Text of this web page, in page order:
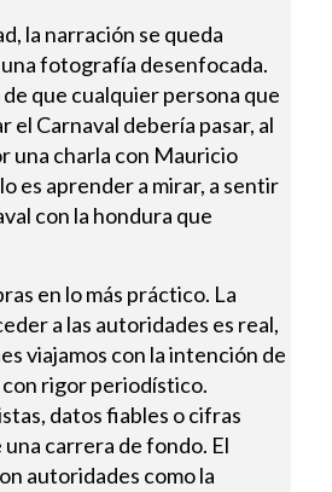
la narración se queda
fotografía desenfocada.
que cualquier persona que
el Carnaval debería pasar, al
una charla con Mauricio
es aprender a mirar, a sentir
con la hondura que
en lo más práctico. La
a las autoridades es real,
viajamos con la intención de
rigor periodístico.
datos fiables o cifras
carrera de fondo. El
autoridades como la